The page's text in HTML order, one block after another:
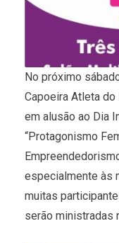
No próximo
Capoeira Atleta
em alusão ao Dia
“Protagonismo
especialmente às
muitas
serão ministradas